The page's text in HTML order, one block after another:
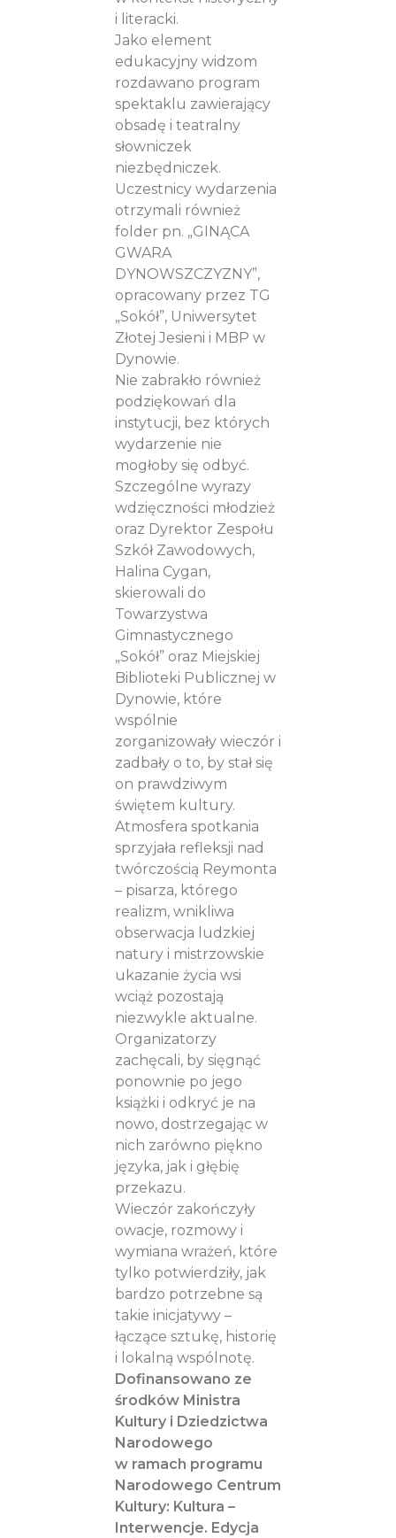
i literacki.
Jako element
edukacyjny widzom
rozdawano program
spektaklu zawierający
obsadę i teatralny
słowniczek
niezbędniczek.
Uczestnicy wydarzenia
otrzymali również
folder pn. „GINĄCA
GWARA
DYNOWSZCZYZNY”,
opracowany przez TG
„Sokół”, Uniwersytet
Złotej Jesieni i MBP w
Dynowie.
Nie zabrakło również
podziękowań dla
instytucji, bez których
wydarzenie nie
mogłoby się odbyć.
Szczególne wyrazy
wdzięczności młodzież
oraz Dyrektor Zespołu
Szkół Zawodowych,
Halina Cygan,
skierowali do
Towarzystwa
Gimnastycznego
„Sokół” oraz Miejskiej
Biblioteki Publicznej w
Dynowie, które
wspólnie
zorganizowały wieczór i
zadbały o to, by stał się
on prawdziwym
świętem kultury.
Atmosfera spotkania
sprzyjała refleksji nad
twórczością Reymonta
– pisarza, którego
realizm, wnikliwa
obserwacja ludzkiej
natury i mistrzowskie
ukazanie życia wsi
wciąż pozostają
niezwykle aktualne.
Organizatorzy
zachęcali, by sięgnąć
ponownie po jego
książki i odkryć je na
nowo, dostrzegając w
nich zarówno piękno
języka, jak i głębię
przekazu.
Wieczór zakończyły
owacje, rozmowy i
wymiana wrażeń, które
tylko potwierdziły, jak
bardzo potrzebne są
takie inicjatywy –
łączące sztukę, historię
i lokalną wspólnotę.
Dofinansowano ze
środków Ministra
Kultury i Dziedzictwa
Narodowego
w ramach programu
Narodowego Centrum
Kultury: Kultura –
Interwencje. Edycja